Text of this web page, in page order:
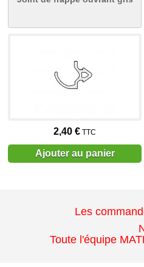
2,40 € TTC
Ajouter au panier
Les
Toute l'équipe